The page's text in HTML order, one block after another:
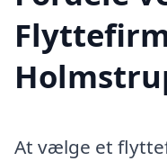
At vælge et